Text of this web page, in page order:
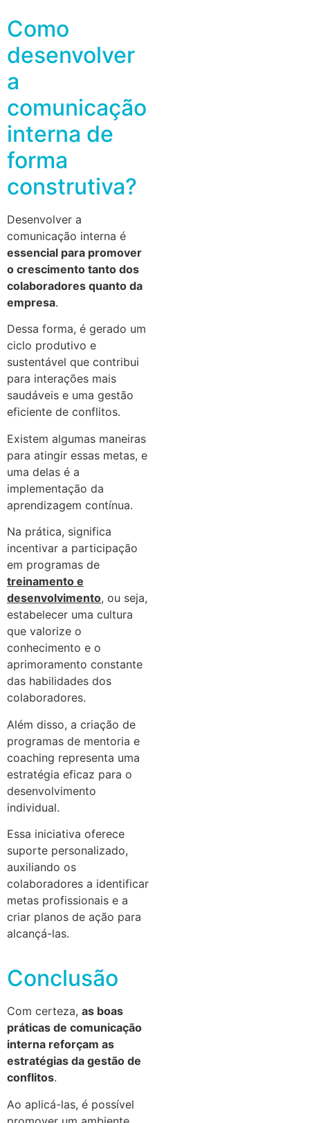
Como
desenvolver
a
comunicação
interna de
forma
construtiva?
Desenvolver a
comunicação interna é
essencial para promover
o crescimento tanto dos
colaboradores quanto da
empresa.
Dessa forma, é gerado um
ciclo produtivo e
sustentável que contribui
para interações mais
saudáveis e uma gestão
eficiente de conflitos.
Existem algumas maneiras
para atingir essas metas, e
uma delas é a
implementação da
aprendizagem contínua.
Na prática, significa
incentivar a participação
em programas de
treinamento e
desenvolvimento, ou seja,
estabelecer uma cultura
que valorize o
conhecimento e o
aprimoramento constante
das habilidades dos
colaboradores.
Além disso, a criação de
programas de mentoria e
coaching representa uma
estratégia eficaz para o
desenvolvimento
individual.
Essa iniciativa oferece
suporte personalizado,
auxiliando os
colaboradores a identificar
metas profissionais e a
criar planos de ação para
alcançá-las.
Conclusão
Com certeza, as boas
práticas de comunicação
interna reforçam as
estratégias da gestão de
conflitos.
Ao aplicá-las, é possível